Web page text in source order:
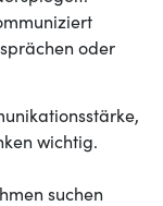
oder
wichtig.
suchen